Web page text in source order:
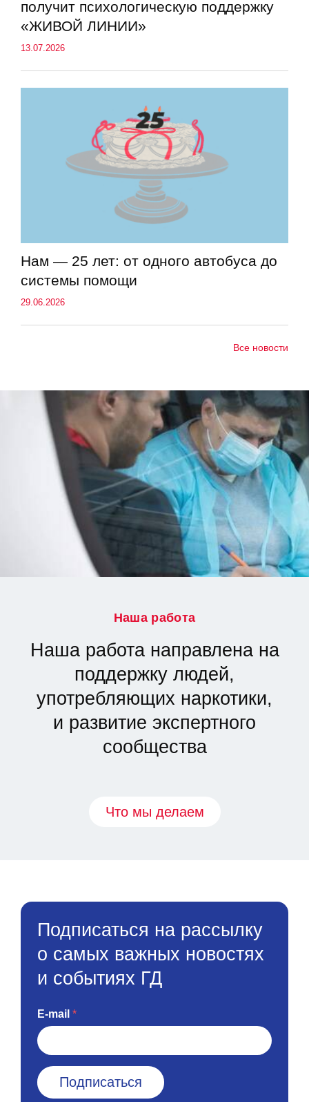
получит психологическую поддержку
«ЖИВОЙ ЛИНИИ»
13.07.2026
Нам — 25 лет: от одного автобуса до
системы помощи
29.06.2026
Все новости
Наша работа
Наша работа направлена на
поддержку людей,
употребляющих наркотики,
и развитие экспертного
сообщества
Что мы делаем
Подписаться на рассылку
о самых важных новостях
и событиях ГД
E-mail